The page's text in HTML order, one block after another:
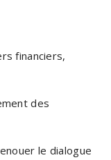
financiers,
des
le dialogue